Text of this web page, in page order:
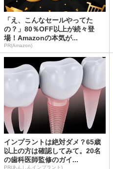
「え、こんなセールやってた
の？」80％OFF以上が続々登
場！Amazonの本気が...
PR(Amazon)
インプラントは絶対ダメ？65歳
以上の方は確認してみて。20名
の歯科医師監修のガイ...
PR(あんしんインプラント)